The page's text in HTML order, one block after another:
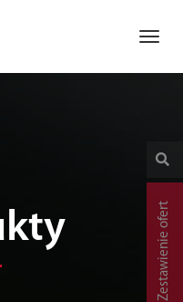
Zestawienie ofert